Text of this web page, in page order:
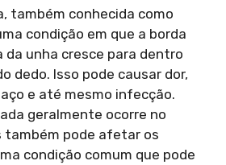
também conhecida como
condição em que a borda
da unha cresce para dentro
dedo. Isso pode causar dor,
e até mesmo infecção.
geralmente ocorre no
também pode afetar os
condição comum que pode